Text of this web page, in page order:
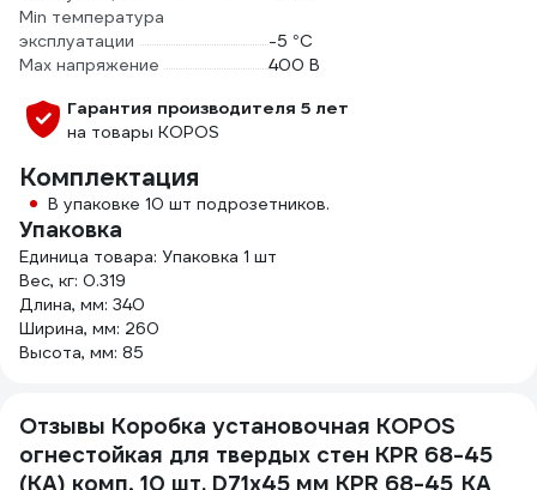
Min температура
эксплуатации
-5 °С
Max напряжение
400 В
Гарантия производителя 5 лет
на товары KOPOS
Комплектация
В упаковке 10 шт подрозетников.
Упаковка
Единица товара: Упаковка 1 шт
Вес, кг: 0.319
Длина, мм: 340
Ширина, мм: 260
Высота, мм: 85
Отзывы Коробка установочная KOPOS
огнестойкая для твердых стен KPR 68-45
(KA) комп, 10 шт. D71х45 мм KPR 68-45_KA